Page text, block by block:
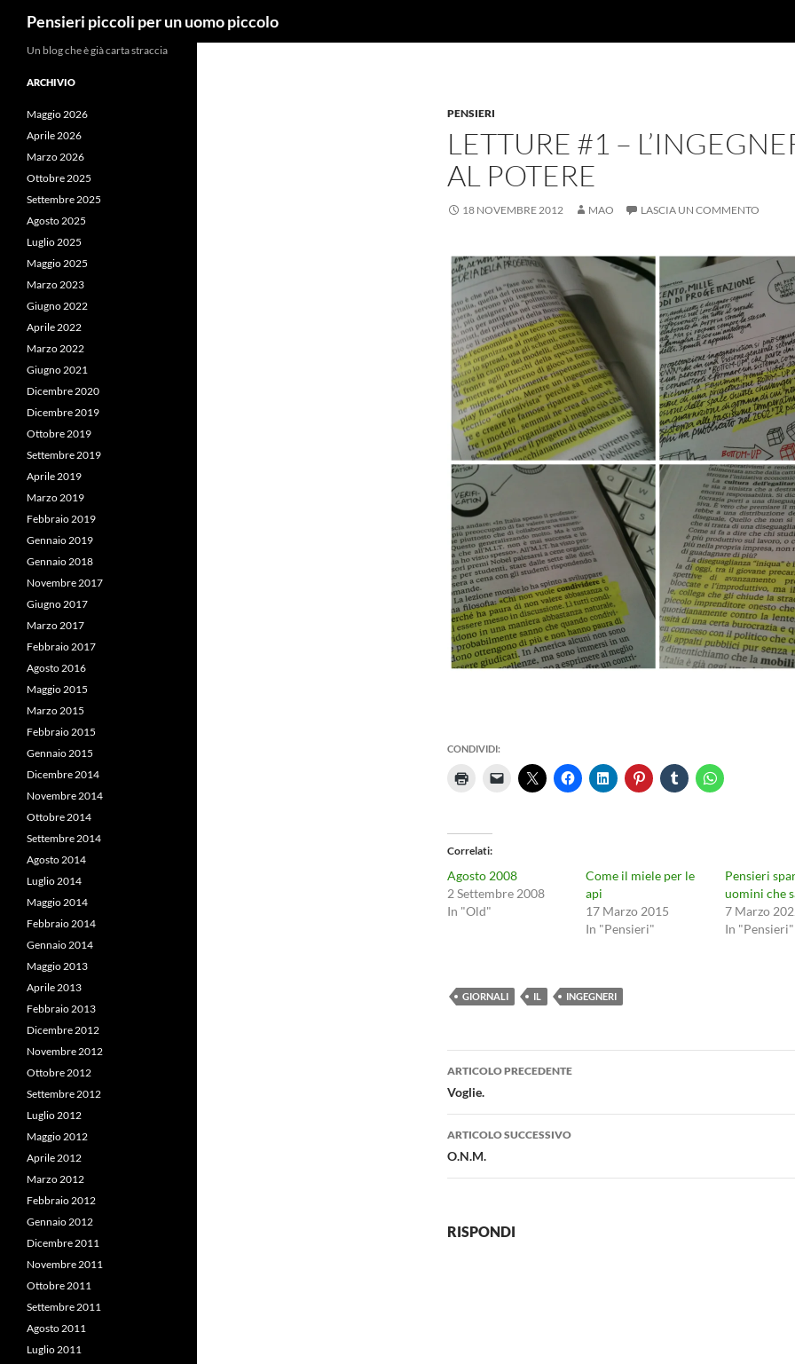
Pensieri piccoli per un uomo piccolo
PENSIERI
LETTURE #1 –
AL POTERE
18 NOVEMBRE 2012 MAO LASCIA UN COMMENTO
CONDIVIDI:
Correlati
Agosto 2008
2 Settembre 2008
In "Old"
Come il miele per le
api
17 Marzo 2015
In "Pensieri"
Pensieri
uomini che
7 Marzo
In "Pensieri"
GIORNALI IL INGEGNERI
Navigazione
articolo
ARTICOLO PRECEDENTE
Voglie.
ARTICOLO SUCCESSIVO
O.N.M.
RISPONDI
Un blog che è già carta straccia
ARCHIVIO
Maggio 2026
Aprile 2026
Marzo 2026
Ottobre 2025
Settembre 2025
Agosto 2025
Luglio 2025
Maggio 2025
Marzo 2023
Giugno 2022
Aprile 2022
Marzo 2022
Giugno 2021
Dicembre 2020
Dicembre 2019
Ottobre 2019
Settembre 2019
Aprile 2019
Marzo 2019
Febbraio 2019
Gennaio 2019
Gennaio 2018
Novembre 2017
Giugno 2017
Marzo 2017
Febbraio 2017
Agosto 2016
Maggio 2015
Marzo 2015
Febbraio 2015
Gennaio 2015
Dicembre 2014
Novembre 2014
Ottobre 2014
Settembre 2014
Agosto 2014
Luglio 2014
Maggio 2014
Febbraio 2014
Gennaio 2014
Maggio 2013
Aprile 2013
Febbraio 2013
Dicembre 2012
Novembre 2012
Ottobre 2012
Settembre 2012
Luglio 2012
Maggio 2012
Aprile 2012
Marzo 2012
Febbraio 2012
Gennaio 2012
Dicembre 2011
Novembre 2011
Ottobre 2011
Settembre 2011
Agosto 2011
Luglio 2011